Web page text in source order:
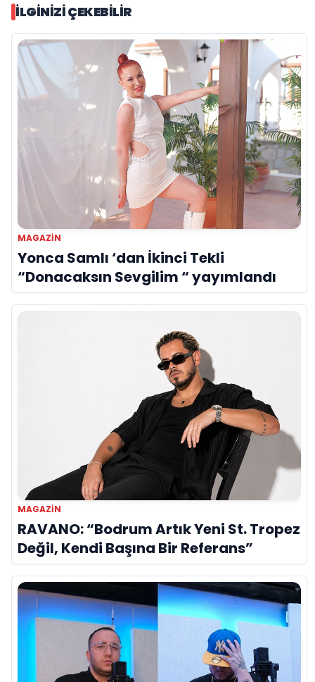
İLGINIZI ÇEKEBILIR
MAGAZİN
Yonca Samlı ‘dan İkinci Tekli
“Donacaksın Sevgilim “ yayımlandı
MAGAZİN
RAVANO: “Bodrum Artık Yeni St. Tropez
Değil, Kendi Başına Bir Referans”